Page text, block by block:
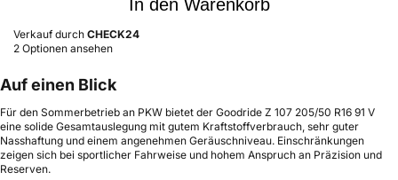
In den Warenkorb
Verkauf durch CHECK24
2 Optionen ansehen
Auf einen Blick
Für den Sommerbetrieb an PKW bietet der Goodride Z 107 205/50 R16 91 V
eine solide Gesamtauslegung mit gutem Kraftstoffverbrauch, sehr guter
Nasshaftung und einem angenehmen Geräuschniveau. Einschränkungen
zeigen sich bei sportlicher Fahrweise und hohem Anspruch an Präzision und
Reserven.